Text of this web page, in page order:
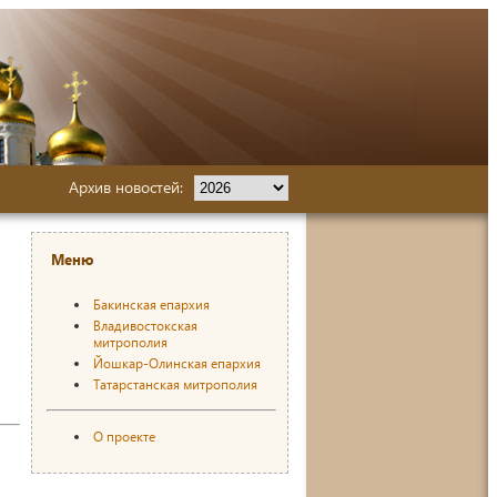
Архив новостей:
Меню
Бакинская епархия
Владивостокская
митрополия
Йошкар-Олинская епархия
Татарстанская митрополия
О проекте